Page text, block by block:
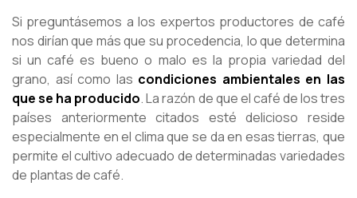
Si preguntásemos a los expertos productores de café
nos dirían que más que su procedencia, lo que determina
si un café es bueno o malo es la propia variedad del
grano, así como las condiciones ambientales en las
que se ha producido. La razón de que el café de los tres
países anteriormente citados esté delicioso reside
especialmente en el clima que se da en esas tierras, que
permite el cultivo adecuado de determinadas variedades
de plantas de café.